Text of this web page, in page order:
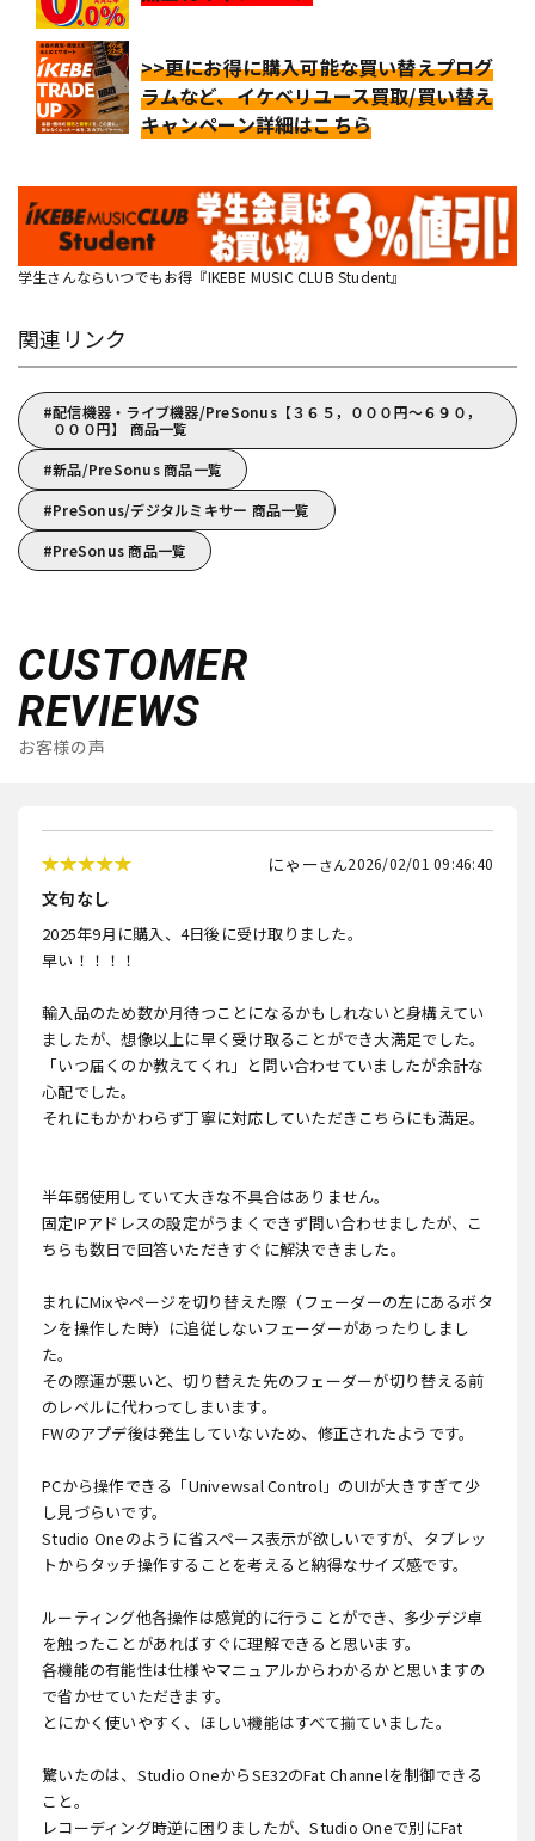
>>更にお得に購入可能な買い替えプログ
ラムなど、イケベリユース買取/買い替え
キャンペーン詳細はこちら
学生さんならいつでもお得『IKEBE MUSIC CLUB Student』
関連リンク
配信機器・ライブ機器/PreSonus【３６５，０００円～６９０，
０００円】 商品一覧
新品/PreSonus 商品一覧
PreSonus/デジタルミキサー 商品一覧
PreSonus 商品一覧
CUSTOMER
REVIEWS
お客様の声
にゃー 2026/02/01 09:46:40
文句なし
2025年9月に購入、4日後に受け取りました。
早い！！！！
輸入品のため数か月待つことになるかもしれないと身構えてい
ましたが、想像以上に早く受け取ることができ大満足でした。
「いつ届くのか教えてくれ」と問い合わせていましたが余計な
心配でした。
それにもかかわらず丁寧に対応していただきこちらにも満足。
半年弱使用していて大きな不具合はありません。
固定IPアドレスの設定がうまくできず問い合わせましたが、こ
ちらも数日で回答いただきすぐに解決できました。
まれにMixやページを切り替えた際（フェーダーの左にあるボタ
ンを操作した時）に追従しないフェーダーがあったりしまし
た。
その際運が悪いと、切り替えた先のフェーダーが切り替える前
のレベルに代わってしまいます。
FWのアプデ後は発生していないため、修正されたようです。
PCから操作できる「Univewsal Control」のUIが大きすぎて少
し見づらいです。
Studio Oneのように省スペース表示が欲しいですが、タブレッ
トからタッチ操作することを考えると納得なサイズ感です。
ルーティング他各操作は感覚的に行うことができ、多少デジ卓
を触ったことがあればすぐに理解できると思います。
各機能の有能性は仕様やマニュアルからわかるかと思いますの
で省かせていただきます。
とにかく使いやすく、ほしい機能はすべて揃ていました。
驚いたのは、Studio OneからSE32のFat Channelを制御できる
こと。
レコーディング時逆に困りましたが、Studio Oneで別にFat